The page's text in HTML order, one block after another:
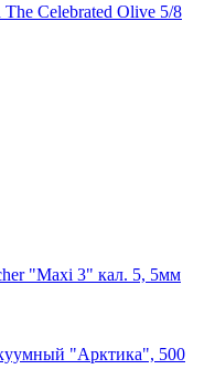
Celebrated Olive 5/8
"Maxi 3" кал. 5, 5мм